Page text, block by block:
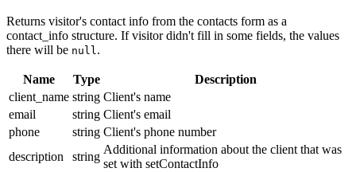
Returns visitor's contact info from the contacts form as a
contact_info structure. If visitor didn't fill in some fields, the values
there will be null.
Name Type
Description
client_name string Client's name
email
string Client's email
phone
string Client's phone number
description
string
Additional information about the client that was
set with setContactInfo